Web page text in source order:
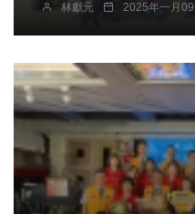
林獻元 2025年一月09